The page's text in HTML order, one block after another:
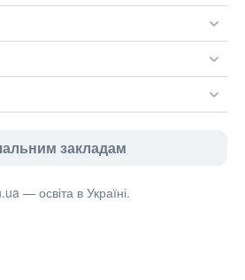
закладам
— освіта в Україні.